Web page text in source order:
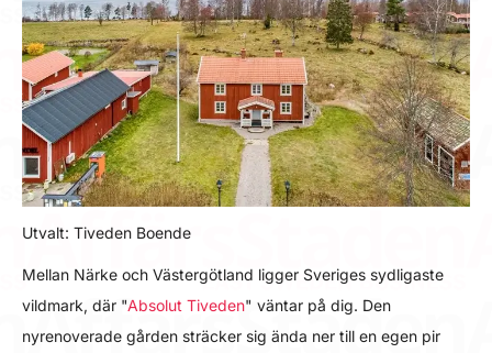
Utvalt: Tiveden Boende
Mellan Närke och Västergötland ligger Sveriges sydligaste
vildmark, där "Absolut Tiveden" väntar på dig. Den
nyrenoverade gården sträcker sig ända ner till en egen pir